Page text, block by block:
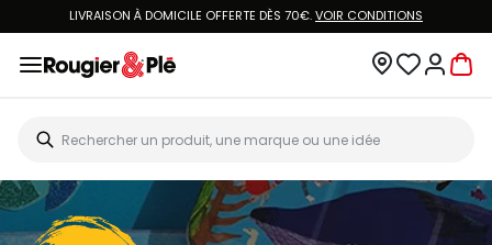
LIVRAISON À DOMICILE OFFERTE DÈS 70€.VOIR CONDITIONS